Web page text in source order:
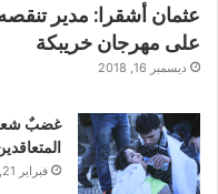
عثمان أشقرا: مدير
على مهرجان خريبكة
ديسمبر 16, 2018
غضبٌ
فبراير 21, 2019